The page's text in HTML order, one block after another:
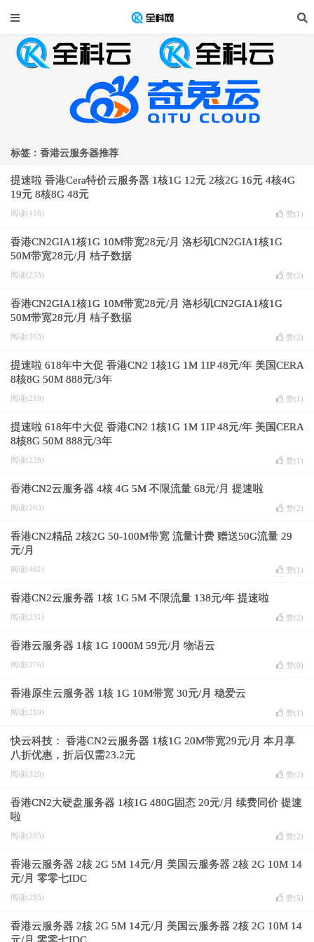
标签：香港云服务器推荐
提速啦 香港Cera特价云服务器 1核1G 12元 2核2G 16元 4核4G
19元 8核8G 48元
阅读(416) 赞(1 )
香港CN2GIA1核1G 10M带宽28元/月 洛杉矶CN2GIA1核1G
50M带宽28元/月 桔子数据
阅读(233) 赞(2)
香港CN2GIA1核1G 10M带宽28元/月 洛杉矶CN2GIA1核1G
50M带宽28元/月 桔子数据
阅读(303) 赞(2)
提速啦 618年中大促 香港CN2 1核1G 1M 1IP 48元/年 美国CERA
8核8G 50M 888元/3年
阅读(219) 赞(1 )
提速啦 618年中大促 香港CN2 1核1G 1M 1IP 48元/年 美国CERA
8核8G 50M 888元/3年
阅读(228) 赞(1 )
香港CN2云服务器 4核 4G 5M 不限流量 68元/月 提速啦
阅读(263) 赞(2)
香港CN2精品 2核2G 50-100M带宽 流量计费 赠送50G流量 29
元/月
阅读(461) 赞(1 )
香港CN2云服务器 1核 1G 5M 不限流量 138元/年 提速啦
阅读(231) 赞(2)
香港云服务器 1核 1G 1000M 59元/月 物语云
阅读(276) 赞(0)
香港原生云服务器 1核 1G 10M带宽 30元/月 稳爱云
阅读(219) 赞(1 )
快云科技： 香港CN2云服务器 1核1G 20M带宽29元/月 本月享
八折优惠，折后仅需23.2元
阅读(320) 赞(2)
香港CN2大硬盘服务器 1核1G 480G固态 20元/月 续费同价 提速
啦
阅读(285) 赞(2)
香港云服务器 2核 2G 5M 14元/月 美国云服务器 2核 2G 10M 14
元/月 零零七IDC
阅读(295) 赞(5)
香港云服务器 2核 2G 5M 14元/月 美国云服务器 2核 2G 10M 14